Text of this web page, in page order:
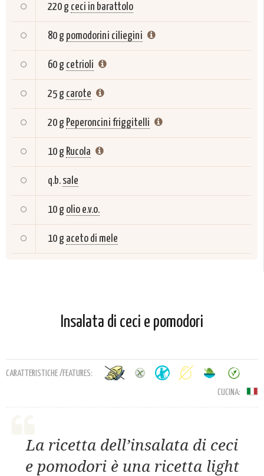
220 g ceci in barattolo
80 g pomodorini ciliegini
60 g cetrioli
25 g carote
20 g Peperoncini friggitelli
10 g Rucola
q.b. sale
10 g olio e.v.o.
10 g aceto di mele
Insalata di ceci e pomodori
CARATTERISTICHE /FEATURES:
CUCINA:
La ricetta dell’insalata di ceci
e pomodori è una ricetta light